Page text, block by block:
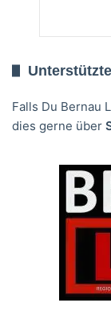
Falls Du Bernau
dies gerne über